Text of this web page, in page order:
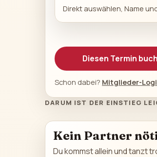
Direkt auswählen, Name
Diesen Termin
Schon dabei? Mitglieder-
DARUM IST DER EINSTIEG
Kein Partner
Du kommst allein und tanzt